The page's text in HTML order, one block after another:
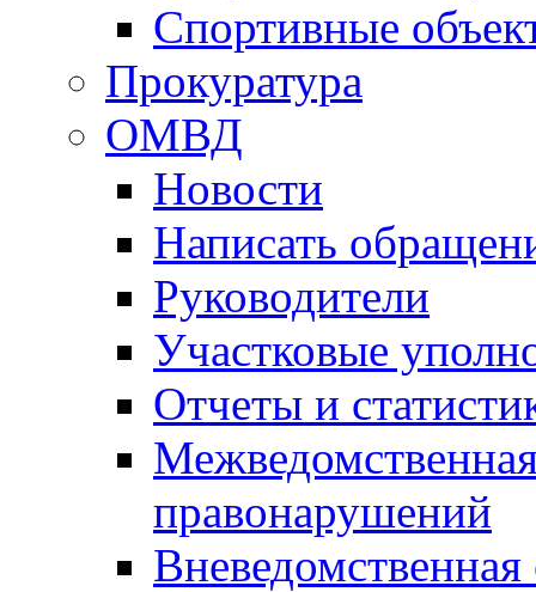
Спортивные
Прокуратура
ОМВД
Новости
Написать
Руководители
Участковые
Отчеты и
правонарушений
Вневедомственная